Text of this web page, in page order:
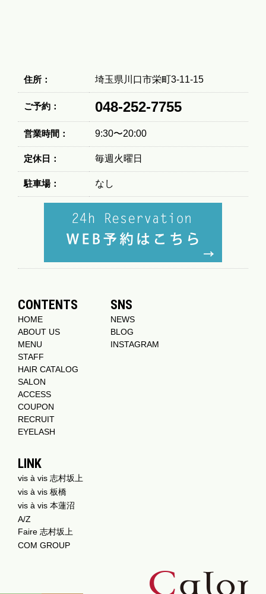
住所： 埼玉県川口市栄町3-11-15
ご予約： 048-252-7755
営業時間： 9:30〜20:00
定休日： 毎週火曜日
駐車場： なし
CONTENTS
HOME
ABOUT US
MENU
STAFF
HAIR CATALOG
SALON
ACCESS
COUPON
RECRUIT
EYELASH
SNS
NEWS
BLOG
INSTAGRAM
LINK
vis à vis 志村坂上
vis à vis 板橋
vis à vis 本蓮沼
A/Z
Faire 志村坂上
COM GROUP